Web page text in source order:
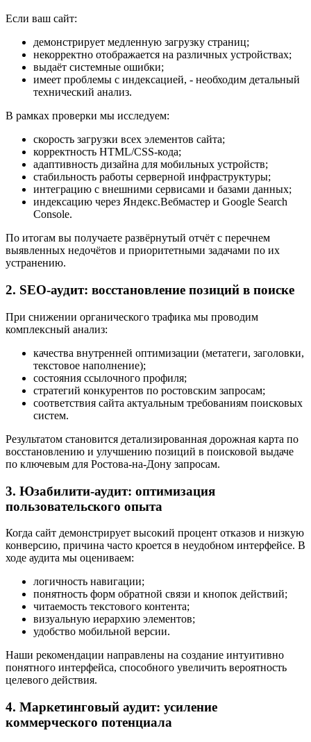
Если ваш сайт:
демонстрирует медленную загрузку страниц;
некорректно отображается на различных устройствах;
выдаёт системные ошибки;
имеет проблемы с индексацией, - необходим детальный
технический анализ.
В рамках проверки мы исследуем:
скорость загрузки всех элементов сайта;
корректность HTML/CSS-кода;
адаптивность дизайна для мобильных устройств;
стабильность работы серверной инфраструктуры;
интеграцию с внешними сервисами и базами данных;
индексацию через Яндекс.Вебмастер и Google Search
Console.
По итогам вы получаете развёрнутый отчёт с перечнем
выявленных недочётов и приоритетными задачами по их
устранению.
2. SEO-аудит: восстановление позиций в поиске
При снижении органического трафика мы проводим
комплексный анализ:
качества внутренней оптимизации (метатеги, заголовки,
текстовое наполнение);
состояния ссылочного профиля;
стратегий конкурентов по ростовским запросам;
соответствия сайта актуальным требованиям поисковых
систем.
Результатом становится детализированная дорожная карта по
восстановлению и улучшению позиций в поисковой выдаче
по ключевым для Ростова-на-Дону запросам.
3. Юзабилити-аудит: оптимизация
пользовательского опыта
Когда сайт демонстрирует высокий процент отказов и низкую
конверсию, причина часто кроется в неудобном интерфейсе. В
ходе аудита мы оцениваем:
логичность навигации;
понятность форм обратной связи и кнопок действий;
читаемость текстового контента;
визуальную иерархию элементов;
удобство мобильной версии.
Наши рекомендации направлены на создание интуитивно
понятного интерфейса, способного увеличить вероятность
целевого действия.
4. Маркетинговый аудит: усиление
коммерческого потенциала